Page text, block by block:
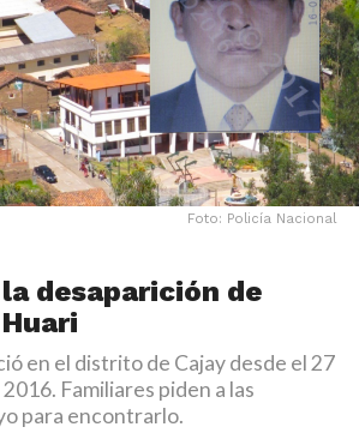
Foto: Policía Nacional
desaparición de
en el distrito de Cajay desde el 27
Familiares piden a las
para encontrarlo.